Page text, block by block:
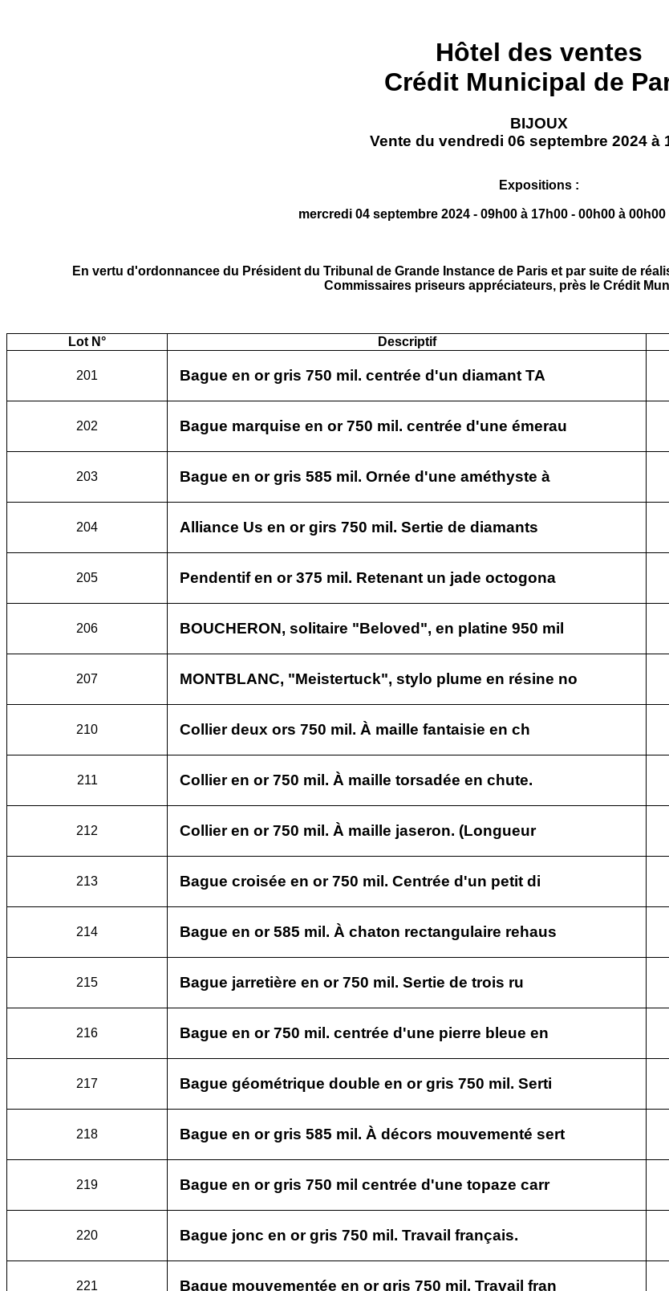
Hôtel des ventes
Crédit Municipal de
BIJOUX
Vente du vendredi 06 septembre 2024 à
Expositions :
mercredi 04 septembre 2024 - 09h00 à 17h00 - 00h00 à
En vertu d'ordonnancee du Président du Tribunal de Grande Instance de Paris et par suite de
Commissaires priseurs appréciateurs, près le Crédit
Lot N° Descriptif
201 Bague en or gris 750 mil. centrée d'un diamant TA
202 Bague marquise en or 750 mil. centrée d'une émerau
203 Bague en or gris 585 mil. Ornée d'une améthyste à
204 Alliance Us en or girs 750 mil. Sertie de diamants
205 Pendentif en or 375 mil. Retenant un jade octogona
206 BOUCHERON, solitaire "Beloved", en platine 950 mil
207 MONTBLANC, "Meistertuck", stylo plume en résine no
210 Collier deux ors 750 mil. À maille fantaisie en ch
211 Collier en or 750 mil. À maille torsadée en chute.
212 Collier en or 750 mil. À maille jaseron. (Longueur
213 Bague croisée en or 750 mil. Centrée d'un petit di
214 Bague en or 585 mil. À chaton rectangulaire rehaus
215 Bague jarretière en or 750 mil. Sertie de trois ru
216 Bague en or 750 mil. centrée d'une pierre bleue en
217 Bague géométrique double en or gris 750 mil. Serti
218 Bague en or gris 585 mil. À décors mouvementé sert
219 Bague en or gris 750 mil centrée d'une topaze carr
220 Bague jonc en or gris 750 mil. Travail français.
221 Bague mouvementée en or gris 750 mil. Travail fran